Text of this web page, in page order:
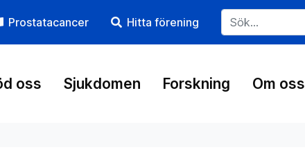
Prostatacancer Hitta förening
oss Sjukdomen Forskning Om oss